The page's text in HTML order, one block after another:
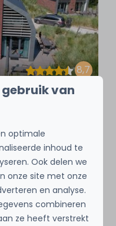
8,7
2 personen
van
optimale
inhoud te
Ook delen we
onze site met onze
en analyse.
combineren
ze heeft verstrekt